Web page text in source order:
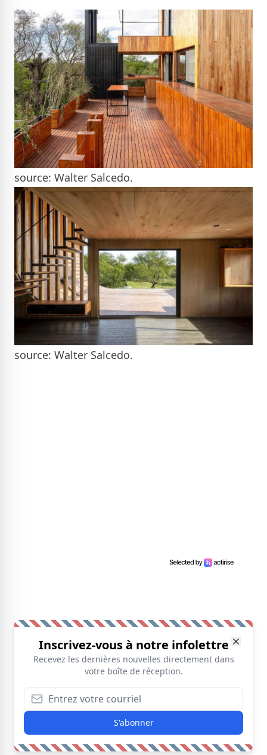
source: Walter Salcedo.
source: Walter Salcedo.
Inscrivez-vous à notre infolettre
Recevez les dernières nouvelles directement dans
votre boîte de réception.
S'abonner